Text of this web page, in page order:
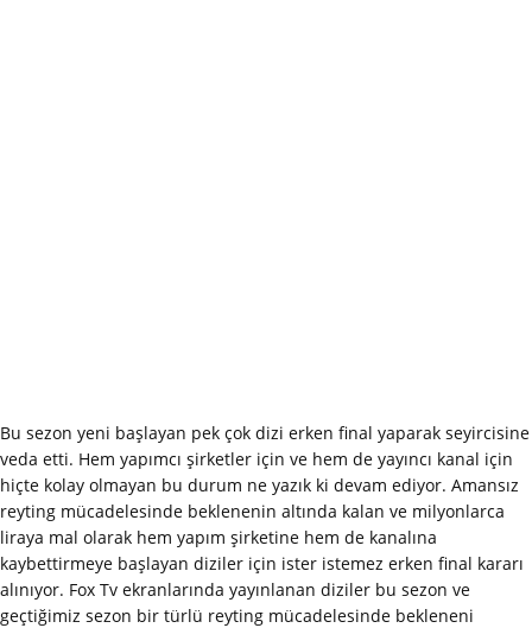
Bu sezon yeni başlayan pek çok dizi erken final yaparak seyircisine
veda etti. Hem yapımcı şirketler için ve hem de yayıncı kanal için
hiçte kolay olmayan bu durum ne yazık ki devam ediyor. Amansız
reyting mücadelesinde beklenenin altında kalan ve milyonlarca
liraya mal olarak hem yapım şirketine hem de kanalına
kaybettirmeye başlayan diziler için ister istemez erken final kararı
alınıyor. Fox Tv ekranlarında yayınlanan diziler bu sezon ve
geçtiğimiz sezon bir türlü reyting mücadelesinde bekleneni